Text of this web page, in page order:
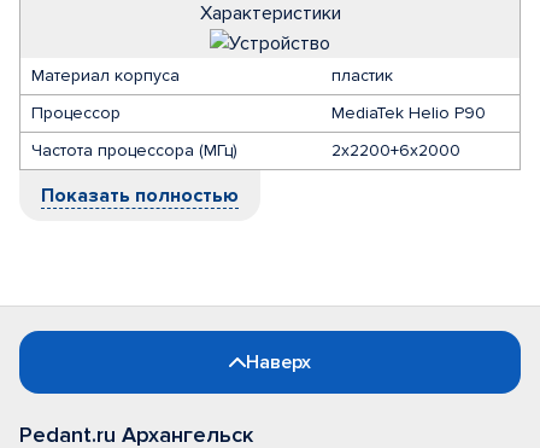
Характеристики
Материал корпуса
пластик
Процессор
MediaTek Helio P90
Частота процессора (МГц)
2х2200+6х2000
Показать полностью
Наверх
Pedant.ru Архангельск